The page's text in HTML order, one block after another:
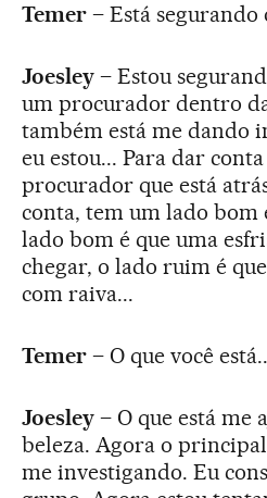
Temer– Está segurando
Joesley– Estou
um procurador dentro
também está me dando
eu estou... Para dar
procurador que está
conta, tem um lado bom
lado bom é que uma
chegar, o lado ruim é
com raiva...
Temer– O que você
Joesley– O que está me
beleza. Agora o
me investigando. Eu